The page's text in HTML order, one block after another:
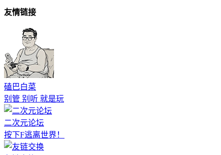
友情链接
磕巴白菜
别管 别听 就是玩
二次元论坛
按下F逃离世界！